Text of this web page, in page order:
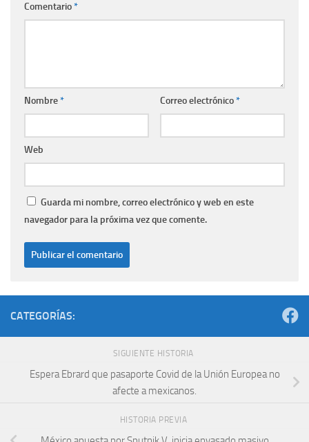
Comentario*
Nombre* Correo electrónico*
Web
Guarda mi nombre, correo electrónico y web en este
navegador para la próxima vez que comente.
CATEGORÍAS:
SIGUIENTE HISTORIA
Espera Ebrard que pasaporte Covid de la Unión Europea no
afecte a mexicanos.
HISTORIA PREVIA